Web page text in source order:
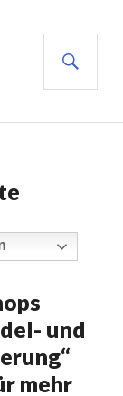
und
mehr